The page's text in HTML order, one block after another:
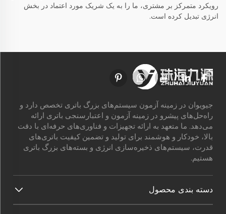
رویکرد متمرکز بر مشتری، ما را به یک شریک مورد اعتماد در بخش
انرژی تبدیل کرده است.
جیویوان در زمینه آزمون سیستم‌های بزرگ باتری تخصص دارد و
راه‌حل‌های پیشرو در زمینه آزمون و اعتبارسنجی باتری ارائه
می‌دهد. ما متعهد به ارائه تجهیزات و فناوری‌های حرفه‌ای با دقت
بالا، خودکار و هوشمند برای تولید و تضمین کیفیت باتری‌های
قدرت، سیستم‌های ذخیره‌سازی انرژی و بسته‌های بزرگ باتری
هستیم.
دسته بندی محصول